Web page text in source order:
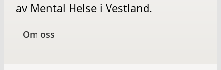
av Mental Helse i Vestland.
Om oss